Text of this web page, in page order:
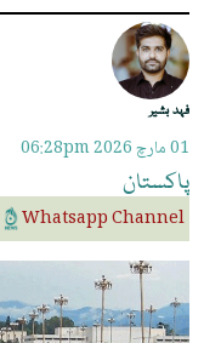
فہد بشیر
01 مارچ 2026 06:28pm
پاکستان
Whatsapp Channel